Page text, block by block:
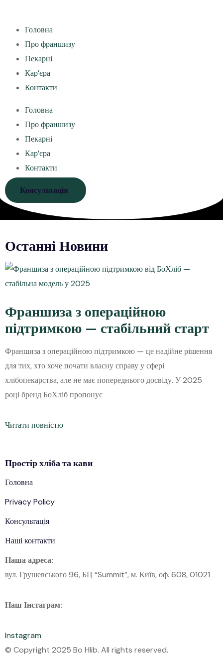
Головна
Про франшизу
Пекарні
Кар’єра
Контакти
Головна
Про франшизу
Пекарні
Кар’єра
Контакти
Консультація
Останні Новини
Франшиза з операційною
підтримкою — стабільний старт
Франшиза з операційною підтримкою — це надійне рішення
для тих, хто хоче почати власну справу у сфері
хлібопекарства, але не має попереднього досвіду. У 2025
році бренд БоХліб пропонує
Читати повністю
Простірхлібата кави
Головна
Privacy Policy
Консультація
Наші контакти
Наша адреса:
вул. Грушевського 96, БЦ “Summit”, м. Київ, оф. 608, 01021
Наш Інстаграм:
Instagram
© Copyright 2025 Bo Hlib. All rights reserved.